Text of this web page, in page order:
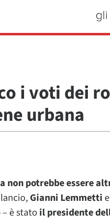
i voti dei
urbana
non potrebbe essere
Gianni Lemmetti
– è stato il presidente